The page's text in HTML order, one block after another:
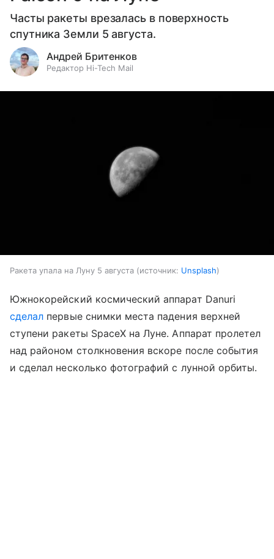
Часты ракеты врезалась в поверхность
спутника Земли 5 августа.
Андрей Бритенков
Редактор Hi-Tech Mail
Ракета упала на Луну 5 августа источник: Unsplash
Южнокорейский космический аппарат Danuri
сделал первые снимки места падения верхней
ступени ракеты SpaceX на Луне. Аппарат пролетел
над районом столкновения вскоре после события
и сделал несколько фотографий с лунной орбиты.